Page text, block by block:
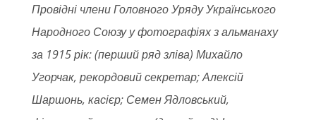
Провідні члени Головного Уряду Українського
Народного Союзу у фотографіях з альманаху
за 1915 рік: (перший ряд зліва) Михайло
Угорчак, рекордовий секретар; Алексій
Шаршонь, касієр; Семен Ядловський,